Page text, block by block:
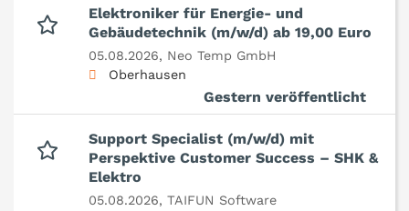
Elektroniker für Energie- und
Gebäudetechnik (m/w/d) ab 19,00 Euro
05.08.2026, Neo Temp GmbH
Oberhausen
Gestern veröffentlicht
Support Specialist (m/w/d) mit
Perspektive Customer Success – SHK &
Elektro
05.08.2026, TAIFUN Software